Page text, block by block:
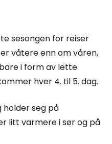
sesongen for reiser
våtere enn om våren,
i form av lette
hver 4. til 5. dag.
seg på
litt varmere i sør og på